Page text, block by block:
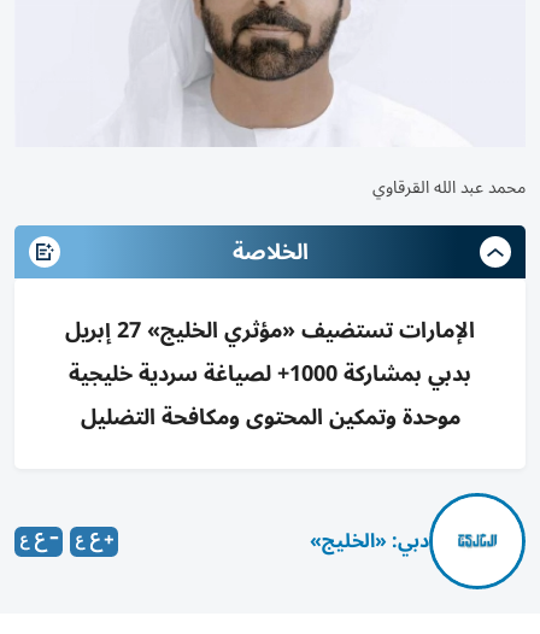
محمد عبد الله القرقاوي
الخلاصة
الإمارات تستضيف «مؤثري الخليج» 27 إبريل
بدبي بمشاركة 1000+ لصياغة سردية خليجية
موحدة وتمكين المحتوى ومكافحة التضليل
دبي: «الخليج»